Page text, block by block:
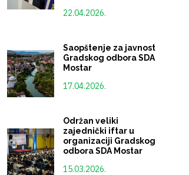
22.04.2026.
Saopštenje za javnost
Gradskog odbora SDA
Mostar
17.04.2026.
Održan veliki
zajednički iftar u
organizaciji Gradskog
odbora SDA Mostar
15.03.2026.